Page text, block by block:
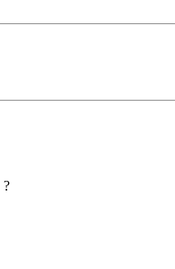
?